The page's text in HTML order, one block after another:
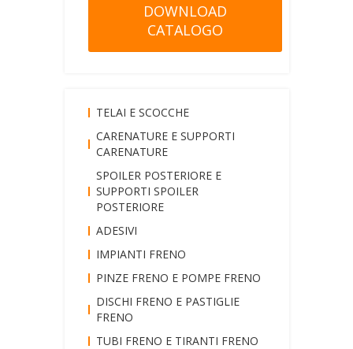
DOWNLOAD
CATALOGO
TELAI E SCOCCHE
CARENATURE E SUPPORTI
CARENATURE
SPOILER POSTERIORE E
SUPPORTI SPOILER
POSTERIORE
ADESIVI
IMPIANTI FRENO
PINZE FRENO E POMPE FRENO
DISCHI FRENO E PASTIGLIE
FRENO
TUBI FRENO E TIRANTI FRENO